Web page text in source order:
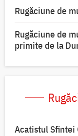
Rugăciune de
Rugăciune de
primite de la
Acatistul Sfintei